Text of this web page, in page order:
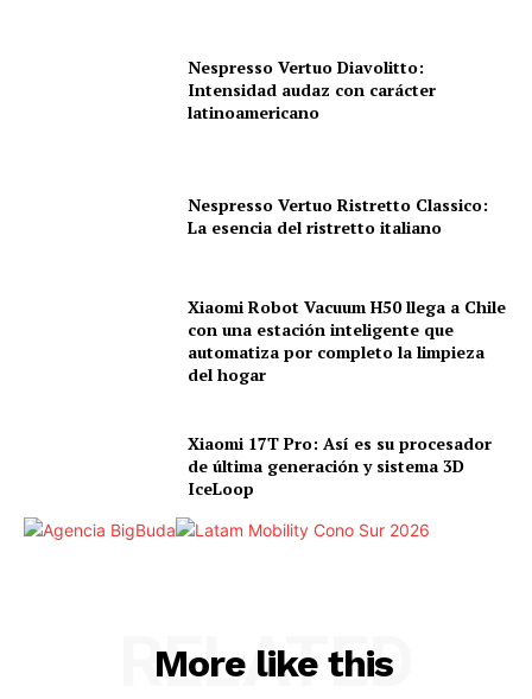
Nespresso Vertuo Diavolitto:
Intensidad audaz con carácter
latinoamericano
Nespresso Vertuo Ristretto Classico:
La esencia del ristretto italiano
Xiaomi Robot Vacuum H50 llega a Chile
con una estación inteligente que
automatiza por completo la limpieza
del hogar
Xiaomi 17T Pro: Así es su procesador
de última generación y sistema 3D
IceLoop
More like this
RELATED